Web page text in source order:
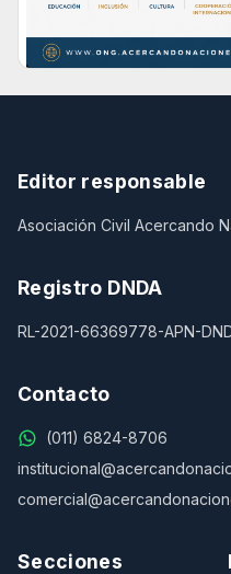
Editor responsable
Asociación Civil Acercando
Registro DNDA
RL-2021-66369778-APN-
Contacto
(011) 6824-8706
Secciones